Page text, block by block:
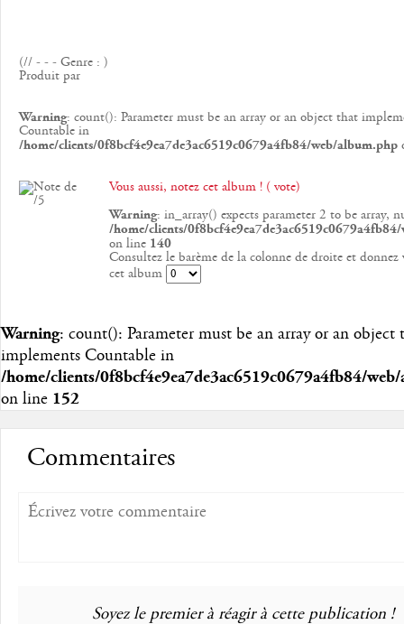
(// - - - Genre : )
Produit par
Warning: count(): Parameter must be an array or an object that
Countable in
/home/clients/0f8bcf4e9ea7de3ac6519c0679a4fb84/web/album.php
Vous aussi, notez cet album ! ( vote)
Warning: in_array() expects parameter 2 to be array,
/home/clients/
on line 140
Consultez le barème de la colonne de droite et donnez
cet album
Warning: count(): Parameter must be an array or an object
implements Countable in
/home/clients/0f8bcf4e9ea7de3ac6519c0679a4fb84/
on line 152
Commentaires
Soyez le premier à réagir à cette publication !